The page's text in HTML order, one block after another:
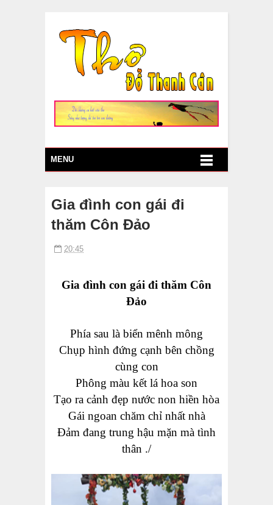
MENU
Gia đình con gái đi
thăm Côn Đảo
20:45
Gia đình con gái đi thăm Côn
Đảo
Phía sau là biển mênh mông
Chụp hình đứng cạnh bên chồng
cùng con
Phông màu kết lá hoa son
Tạo ra cảnh đẹp nước non hiền hòa
Gái ngoan chăm chỉ nhất nhà
Đảm đang trung hậu mặn mà tình
thân ./